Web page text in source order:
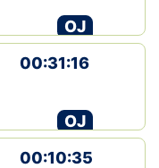
OJ
00:31:16
OJ
00:10:35